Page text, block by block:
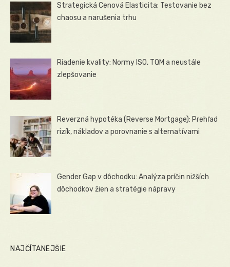
Strategická Cenová Elasticita: Testovanie bez
chaosu a narušenia trhu
Riadenie kvality: Normy ISO, TQM a neustále
zlepšovanie
Reverzná hypotéka (Reverse Mortgage): Prehľad
rizík, nákladov a porovnanie s alternatívami
Gender Gap v dôchodku: Analýza príčin nižších
dôchodkov žien a stratégie nápravy
NAJČÍTANEJŠIE